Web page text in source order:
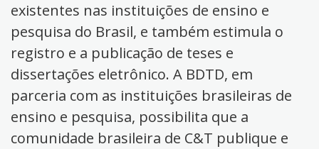
existentes nas instituições de ensino e
pesquisa do Brasil, e também estimula o
registro e a publicação de teses e
dissertações eletrônico. A BDTD, em
parceria com as instituições brasileiras de
ensino e pesquisa, possibilita que a
comunidade brasileira de C&T publique e